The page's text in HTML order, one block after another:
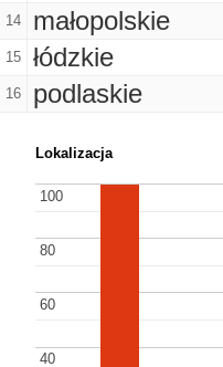
14 małopolskie
15 łódzkie
16 podlaskie
Lokalizacja
40
40
60
60
80
80
100
100